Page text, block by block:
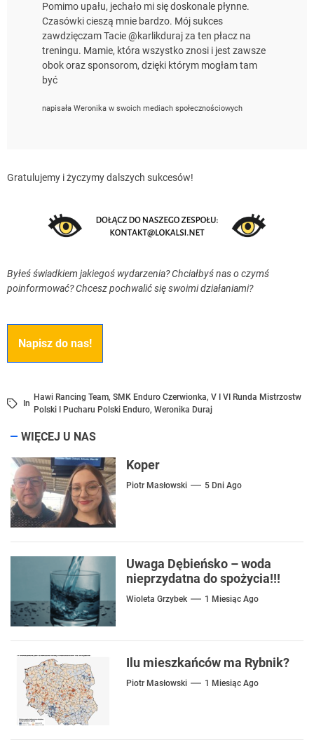
Pomimo upału, jechało mi się doskonale płynne.
Czasówki cieszą mnie bardzo. Mój sukces
zawdzięczam Tacie @karlikduraj za ten płacz na
treningu. Mamie, która wszystko znosi i jest zawsze
obok oraz sponsorom, dzięki którym mogłam tam
być
napisała Weronika w swoich mediach społecznościowych
Gratulujemy i życzymy dalszych sukcesów!
Byłeś świadkiem jakiegoś wydarzenia? Chciałbyś nas o czymś
poinformować? Chcesz pochwalić się swoimi działaniami?
Napisz do nas!
In
Hawi Rancing Team, SMK Enduro Czerwionka, V I VI Runda Mistrzostw
Polski I Pucharu Polski Enduro, Weronika Duraj
WIĘCEJ U NAS
Koper
Piotr Masłowski 5 Dni Ago
Uwaga Dębieńsko – woda
nieprzydatna do spożycia!!!
Wioleta Grzybek 1 Miesiąc Ago
Ilu mieszkańców ma Rybnik?
Piotr Masłowski 1 Miesiąc Ago